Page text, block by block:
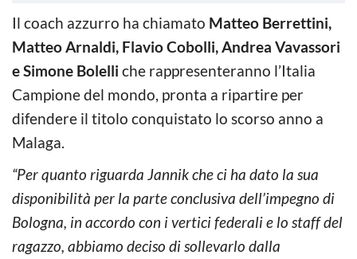
Il coach azzurro ha chiamato Matteo Berrettini,
Matteo Arnaldi, Flavio Cobolli, Andrea Vavassori
e Simone Bolelli che rappresenteranno l’Italia
Campione del mondo, pronta a ripartire per
difendere il titolo conquistato lo scorso anno a
Malaga.
“Per quanto riguarda Jannik che ci ha dato la sua
disponibilità per la parte conclusiva dell’impegno di
Bologna, in accordo con i vertici federali e lo staff del
ragazzo, abbiamo deciso di sollevarlo dalla